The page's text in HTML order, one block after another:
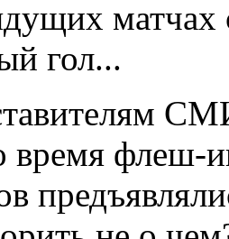
гол...
время флеш-